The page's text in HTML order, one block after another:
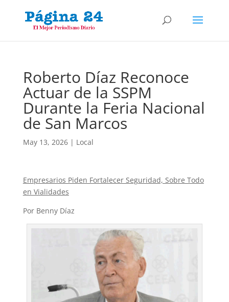
Roberto Díaz Reconoce
Actuar de la SSPM
Durante la Feria Nacional
de San Marcos
May 13, 2026| Local
Empresarios Piden Fortalecer Seguridad, Sobre Todo
en Vialidades
Por Benny Díaz